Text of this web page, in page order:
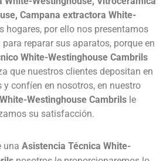
Campana extractora White-
hogares, por ello nos presentamos
reparar sus aparatos, porque en
White-Westinghouse Cambrils
que nuestros clientes depositan en
y confíen en nosotros, en nuestro
Westinghouse Cambrilsle
su satisfacción.
una Asistencia Técnica White-